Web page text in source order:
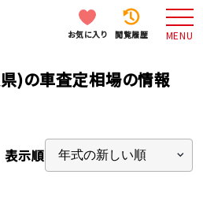
お気に入り 閲覧履歴 MENU
)の車査定相場の情報
表示順